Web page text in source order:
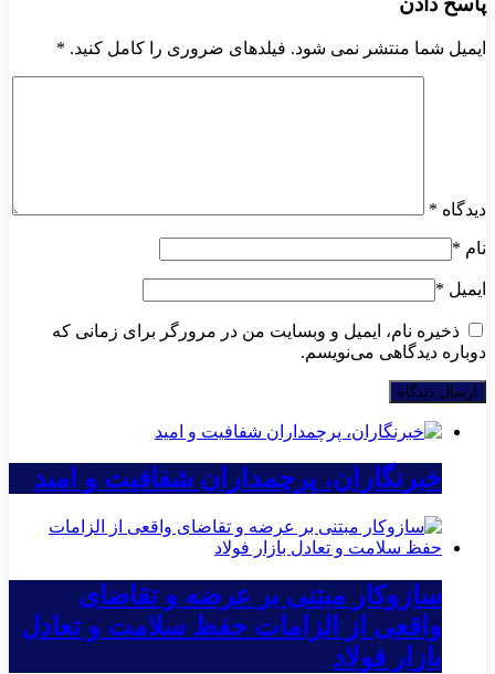
ایمیل شما منتشر نمی شود. فیلدهای ضروری را کامل کنید. *
دیدگاه *
نام *
ایمیل *
ذخیره نام، ایمیل و وبسایت من در مرورگر برای زمانی که
دوباره دیدگاهی می‌نویسم.
خبرنگاران، پرچمداران شفافیت و امید
سازوکار مبتنی بر عرضه و تقاضای
واقعی از الزامات حفظ سلامت و تعادل
بازار فولاد